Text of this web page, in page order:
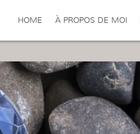
HOME À PROPOS DE MOI